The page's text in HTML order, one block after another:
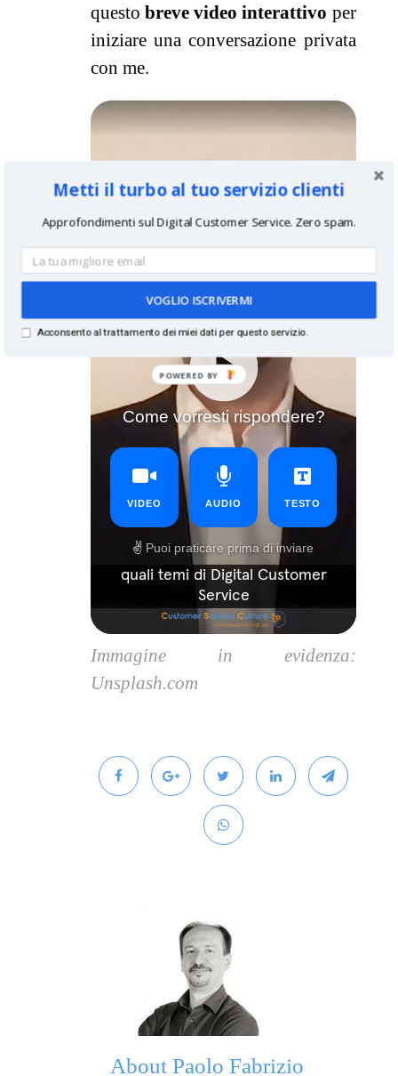
questo breve video interattivo per
iniziare una conversazione privata
con me.
Immagine in evidenza:
Unsplash.com
About Paolo Fabrizio
Metti il turbo al tuo servizio clienti
Approfondimenti sul Digital Customer Service. Zero spam.
VOGLIO ISCRIVERMI
Acconsento al trattamento dei miei dati per questo servizio.